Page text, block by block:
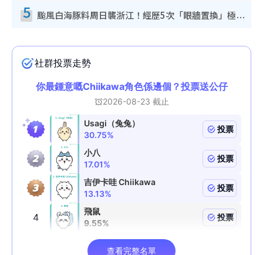
5 颱風白海豚料周日襲浙江！經歷5次「眼牆置換」極罕見 成登陸內地最長途颱風